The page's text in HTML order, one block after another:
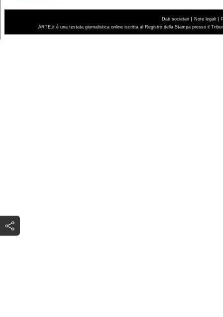
Dati societari | Note legali |
ARTE.it è una testata giornalistica online iscritta al Registro della Stampa presso il